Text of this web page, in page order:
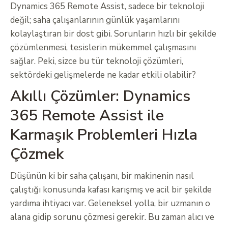
Dynamics 365 Remote Assist, sadece bir teknoloji
değil; saha çalışanlarının günlük yaşamlarını
kolaylaştıran bir dost gibi. Sorunların hızlı bir şekilde
çözümlenmesi, tesislerin mükemmel çalışmasını
sağlar. Peki, sizce bu tür teknoloji çözümleri,
sektördeki gelişmelerde ne kadar etkili olabilir?
Akıllı Çözümler: Dynamics
365 Remote Assist ile
Karmaşık Problemleri Hızla
Çözmek
Düşünün ki bir saha çalışanı, bir makinenin nasıl
çalıştığı konusunda kafası karışmış ve acil bir şekilde
yardıma ihtiyacı var. Geleneksel yolla, bir uzmanın o
alana gidip sorunu çözmesi gerekir. Bu zaman alıcı ve